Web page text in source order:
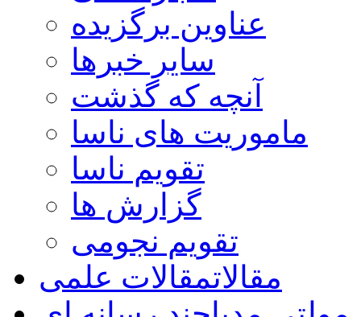
عناوین برگزیده
سایر خبرها
آنچه که گذشت
ماموریت های ناسا
تقویم ناسا
گزارش ها
تقویم نجومی
مقالاتمقالات علمی